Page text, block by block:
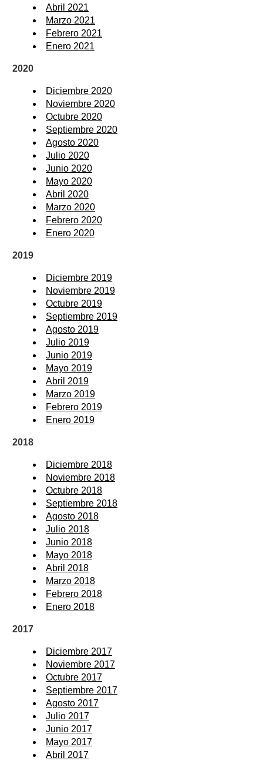
Abril 2021
Marzo 2021
Febrero 2021
Enero 2021
2020
Diciembre 2020
Noviembre 2020
Octubre 2020
Septiembre 2020
Agosto 2020
Julio 2020
Junio 2020
Mayo 2020
Abril 2020
Marzo 2020
Febrero 2020
Enero 2020
2019
Diciembre 2019
Noviembre 2019
Octubre 2019
Septiembre 2019
Agosto 2019
Julio 2019
Junio 2019
Mayo 2019
Abril 2019
Marzo 2019
Febrero 2019
Enero 2019
2018
Diciembre 2018
Noviembre 2018
Octubre 2018
Septiembre 2018
Agosto 2018
Julio 2018
Junio 2018
Mayo 2018
Abril 2018
Marzo 2018
Febrero 2018
Enero 2018
2017
Diciembre 2017
Noviembre 2017
Octubre 2017
Septiembre 2017
Agosto 2017
Julio 2017
Junio 2017
Mayo 2017
Abril 2017